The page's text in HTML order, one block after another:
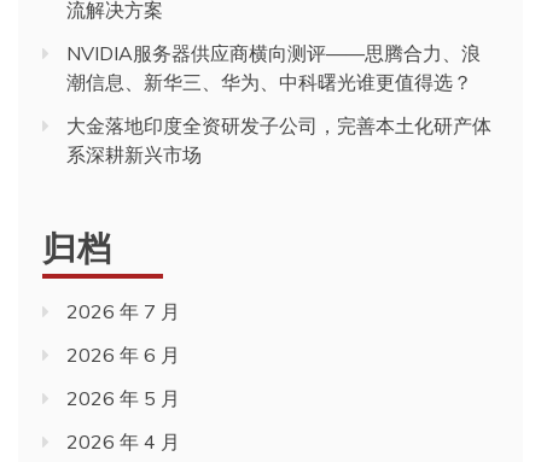
流解决方案
NVIDIA服务器供应商横向测评——思腾合力、浪
潮信息、新华三、华为、中科曙光谁更值得选？
大金落地印度全资研发子公司，完善本土化研产体
系深耕新兴市场
归档
2026 年 7 月
2026 年 6 月
2026 年 5 月
2026 年 4 月